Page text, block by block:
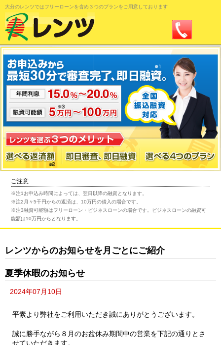
大分のレンツではフリーローンを含め３つのプランをご用意しております
0120-11-
ご注意
※注1お申込み時間によっては、翌日以降の融資となります。
※注2月々5千円からの返済は、10万円の借入の場合です。
※注3融資可能額はフリーローン・ビジネスローンの場合です。ビジネスローンの融資可
能額は10万円からとなります。
レンツからのお知らせを月ごとにご紹介
夏季休暇のお知らせ
2024年07月10日
平素より弊社をご利用いただき誠にありがとうございます。
誠に勝手ながら８月のお盆休み期間中の営業を下記の通りとさ
せていただきます。